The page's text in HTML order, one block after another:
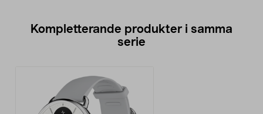
Kompletterande produkter i samma
serie